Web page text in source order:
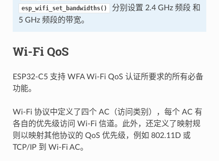
esp_wifi_set_bandwidths()
分别设置 2.4 GHz 频段 和
5 GHz 频段的带宽。
Wi-Fi QoS
ESP32-C5 支持 WFA Wi-Fi QoS 认证所要求的所有必备
功能。
Wi-Fi 协议中定义了四个 AC（访问类别），每个 AC 有
各自的优先级访问 Wi-Fi 信道。此外，还定义了映射规
则以映射其他协议的 QoS 优先级，例如 802.11D 或
TCP/IP 到 Wi-Fi AC。